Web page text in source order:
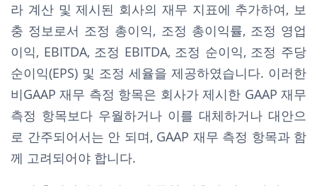
라 계산 및 제시된 회사의 재무 지표에 추가하여, 보
충 정보로서 조정 총이익, 조정 총이익률, 조정 영업
이익, EBITDA, 조정 EBITDA, 조정 순이익, 조정 주당
순이익(EPS) 및 조정 세율을 제공하였습니다. 이러한
비GAAP 재무 측정 항목은 회사가 제시한 GAAP 재무
측정 항목보다 우월하거나 이를 대체하거나 대안으
로 간주되어서는 안 되며, GAAP 재무 측정 항목과 함
께 고려되어야 합니다.